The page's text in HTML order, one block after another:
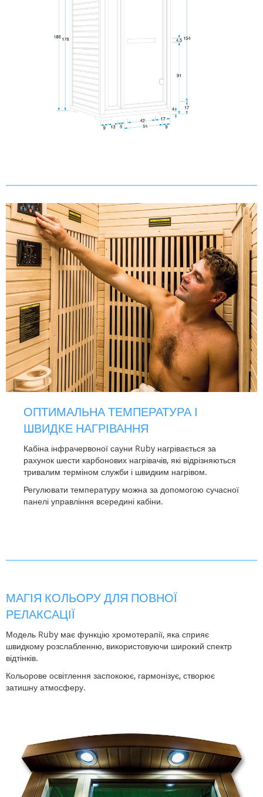
ОПТИМАЛЬНА ТЕМПЕРАТУРА І
ШВИДКЕ НАГРІВАННЯ
Кабіна інфрачервоної сауни Ruby нагрівається за
рахунок шести карбонових нагрівачів, які відрізняються
тривалим терміном служби і швидким нагрівом.
Регулювати температуру можна за допомогою сучасної
панелі управління всередині кабіни.
МАГІЯ КОЛЬОРУ ДЛЯ ПОВНОЇ
РЕЛАКСАЦІЇ
Модель Ruby має функцію хромотерапії, яка сприяє
швидкому розслабленню, використовуючи широкий спектр
відтінків.
Кольорове освітлення заспокоює, гармонізує, створює
затишну атмосферу.